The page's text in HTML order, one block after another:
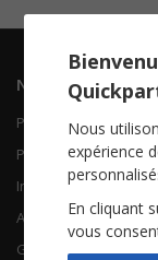
Navigation
Piano Chant
Piano Solo
Instruments solistes
Accordéon
Guitare
Nous
expérience
En cliquant
vous